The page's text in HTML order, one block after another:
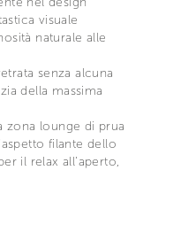
visuale
naturale alle
senza alcuna
della massima
zona lounge di prua
filante dello
il relax all’aperto,